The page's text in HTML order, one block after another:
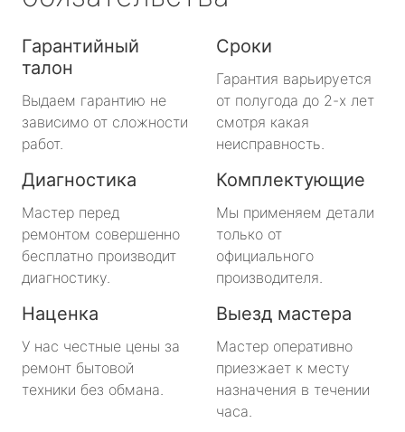
Гарантийный
талон
Выдаем гарантию не
зависимо от сложности
работ.
Сроки
Гарантия варьируется
от полугода до 2-х лет
смотря какая
неисправность.
Диагностика
Мастер перед
ремонтом совершенно
бесплатно производит
диагностику.
Комплектующие
Мы применяем детали
только от
официального
производителя.
Наценка
У нас честные цены за
ремонт бытовой
техники без обмана.
Выезд мастера
Мастер оперативно
приезжает к месту
назначения в течении
часа.